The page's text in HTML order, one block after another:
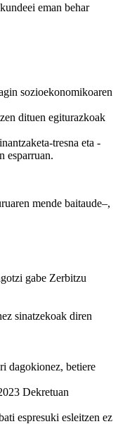
eman behar
sozioekonomikoaren
dituen egiturazkoak
tresna eta -
esparruan.
mende baitaude–,
gabe Zerbitzu
sinatzekoak diren
dagokionez, betiere
Dekretuan
espresuki esleitzen ez